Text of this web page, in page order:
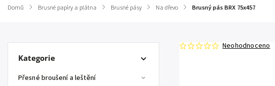
Domů / Brusné papíry a plátna / Brusné pásy / Na dřevo / Brusný pás BRX 75x457
Kategorie
Přesné broušení a leštění
Neohodnoceno